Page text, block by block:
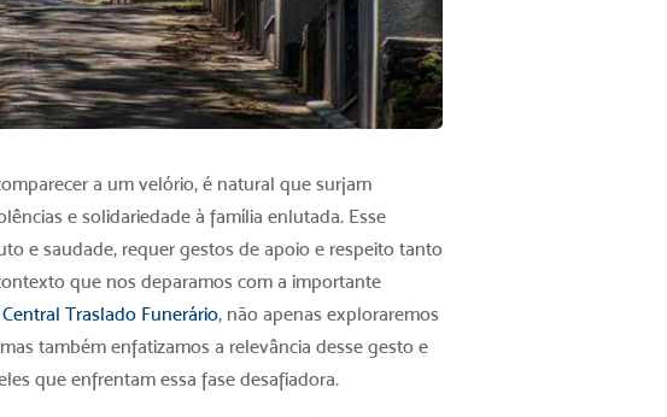
a um velório, é natural que surjam
e solidariedade à família enlutada. Esse
e saudade, requer gestos de apoio e respeito tanto
que nos deparamos com a importante
Central Traslado Funerário, não apenas exploraremos
também enfatizamos a relevância desse gesto e
que enfrentam essa fase desafiadora.